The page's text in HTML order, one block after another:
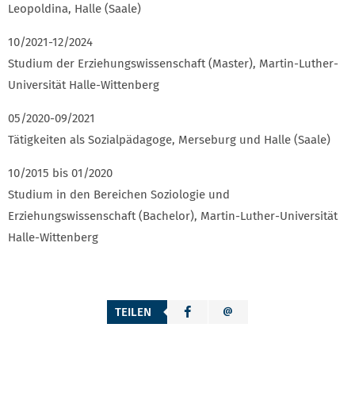
Leopoldina, Halle (Saale)
10/2021-12/2024
Studium der Erziehungswissenschaft (Master), Martin-Luther-
Universität Halle-Wittenberg
05/2020-09/2021
Tätigkeiten als Sozialpädagoge, Merseburg und Halle (Saale)
10/2015 bis 01/2020
Studium in den Bereichen Soziologie und
Erziehungswissenschaft (Bachelor), Martin-Luther-Universität
Halle-Wittenberg
TEILEN